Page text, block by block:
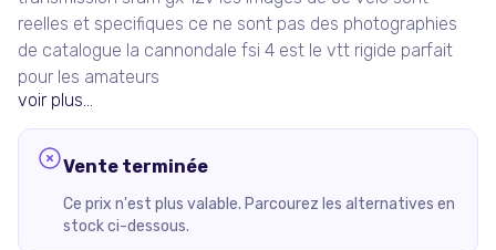
reelles et specifiques ce ne sont pas des photographies
de catalogue la cannondale fsi 4 est le vtt rigide parfait
pour les amateurs
voir plus...
Vente terminée
Ce prix n'est plus valable. Parcourez les alternatives en
stock ci-dessous.